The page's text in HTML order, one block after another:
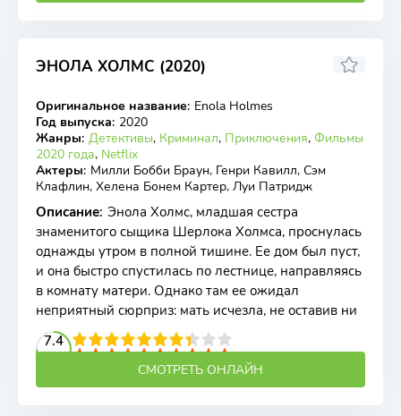
ЭНОЛА ХОЛМС (2020)
WEB-DL
6.47 6.6
Оригинальное название: Enola Holmes
Год выпуска: 2020
Жанры: Детективы, Криминал, Приключения, Фильмы
2020 года, Netflix
Актеры: Милли Бобби Браун, Генри Кавилл, Сэм
Клафлин, Хелена Бонем Картер, Луи Патридж
Описание: Энола Холмс, младшая сестра
знаменитого сыщика Шерлока Холмса, проснулась
однажды утром в полной тишине. Ее дом был пуст,
и она быстро спустилась по лестнице, направляясь
в комнату матери. Однако там ее ожидал
неприятный сюрприз: мать исчезла, не оставив ни
7.4
4 5 6 7 8 9 10
СМОТРЕТЬ ОНЛАЙН